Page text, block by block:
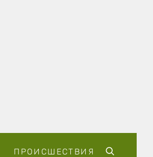
ПРОИСШЕСТВИЯ